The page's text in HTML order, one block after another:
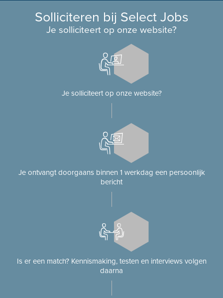
Solliciteren bij Select Jobs
Je solliciteert op onze website?
Je solliciteert op onze website?
Je ontvangt doorgaans binnen 1 werkdag een persoonlijk
bericht
Is er een match? Kennismaking, testen en interviews volgen
daarna